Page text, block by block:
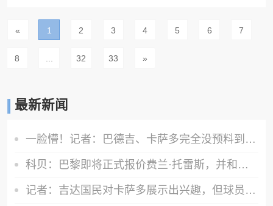
度假乔治娜亚马尔女友B席一家姆巴佩
« 1 2 3 4 5 6 7
8 ... 32 33 »
最新新闻
一脸懵！记者：巴德吉、卡萨多完全没预料到会被排除出季前赛名单
科贝：巴黎即将正式报价费兰·托雷斯，并和巴萨开启谈判
记者：吉达国民对卡萨多展示出兴趣，但球员希望评估所有报价